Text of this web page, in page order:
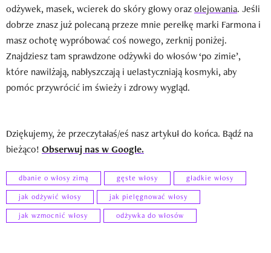
odżywek, masek, wcierek do skóry głowy orazolejowania. Jeśli
dobrze znasz już polecaną przeze mnie perełkę marki Farmona i
masz ochotę wypróbować coś nowego, zerknij poniżej.
Znajdziesz tam sprawdzone odżywki do włosów ‘po zimie’,
które nawilżają, nabłyszczają i uelastyczniają kosmyki, aby
pomóc przywrócić im świeży i zdrowy wygląd.
Dziękujemy, że przeczytałaś/eś nasz artykuł do końca. Bądź na
bieżąco! Obserwuj nas w Google.
dbanie o włosy zimą gęste włosy
gładkie włosy
jak odżywić włosy
jak pielęgnować włosy
jak wzmocnić włosy
odżywka do włosów